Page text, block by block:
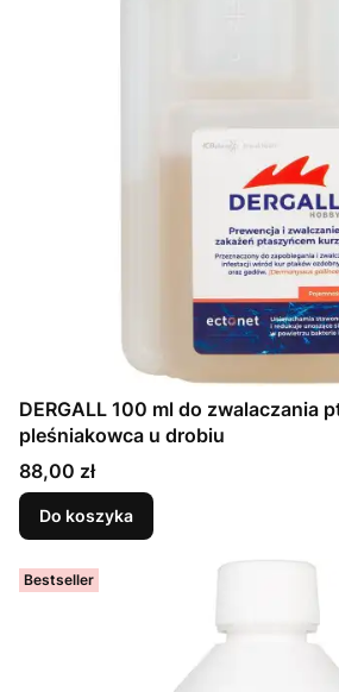
DERGALL 100 ml do zwalaczania
pleśniakowca u drobiu
Cena
88,00 zł
Do koszyka
Bestseller